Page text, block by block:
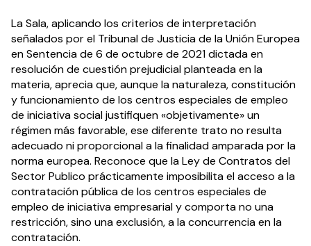
La Sala, aplicando los criterios de interpretación
señalados por el Tribunal de Justicia de la Unión Europea
en Sentencia de 6 de octubre de 2021 dictada en
resolución de cuestión prejudicial planteada en la
materia, aprecia que, aunque la naturaleza, constitución
y funcionamiento de los centros especiales de empleo
de iniciativa social justifiquen «objetivamente» un
régimen más favorable, ese diferente trato no resulta
adecuado ni proporcional a la finalidad amparada por la
norma europea. Reconoce que la Ley de Contratos del
Sector Publico prácticamente imposibilita el acceso a la
contratación pública de los centros especiales de
empleo de iniciativa empresarial y comporta no una
restricción, sino una exclusión, a la concurrencia en la
contratación.